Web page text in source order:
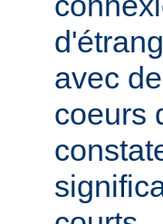
avec
coeurs